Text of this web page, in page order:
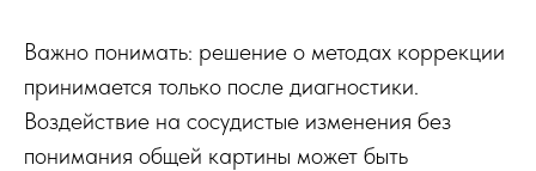
Важно понимать: решение о методах коррекции
принимается только после диагностики.
Воздействие на сосудистые изменения без
понимания общей картины может быть